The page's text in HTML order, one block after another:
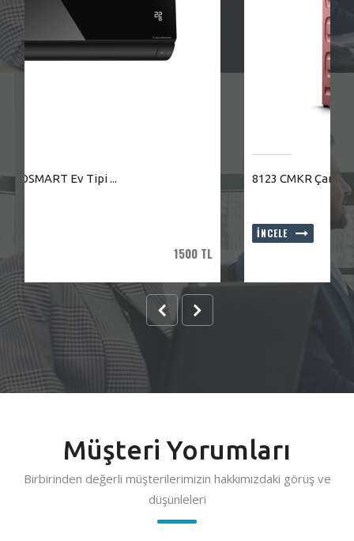
8123 CMKR Çamaşır Makinesi
Müşteri Yorumları
Birbirinden değerli müşterilerimizin hakkımızdaki görüş ve
düşünleleri